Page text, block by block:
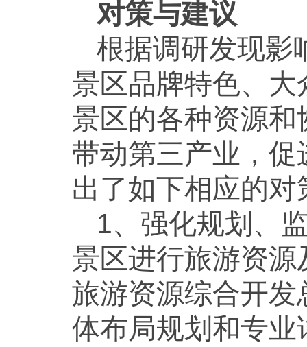
对策与建议
根据调研发现影
景区品牌特色、
景区的各种资源
带动第三产业，
出了如下相应的对
1、强化规划、
景区进行旅游资
旅游资源综合开
体布局规划和专